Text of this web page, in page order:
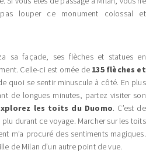
louper ce monument colossal et
sa façade, ses flèches et statues en
Celle-ci est ornée de 135 flèches et
quoi se sentir minuscule à côté. En plus
de longues minutes, partez visiter son
les toits du Duomo. C’est de
plu durant ce voyage. Marcher sur les toits
m’a procuré des sentiments magiques.
de Milan d’un autre point de vue.